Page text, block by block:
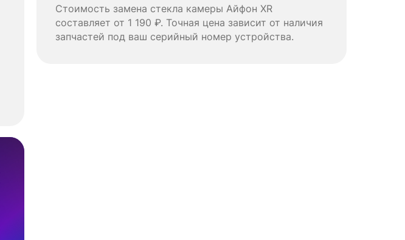
Стоимость замена стекла камеры Айфон XR
составляет от 1 190 ₽. Точная цена зависит от наличия
запчастей под ваш серийный номер устройства.